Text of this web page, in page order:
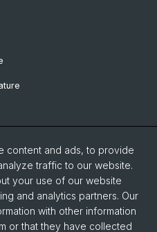
content and ads, to provide
traffic to our website.
your use of our website
and analytics partners. Our
with other information
or that they have collected